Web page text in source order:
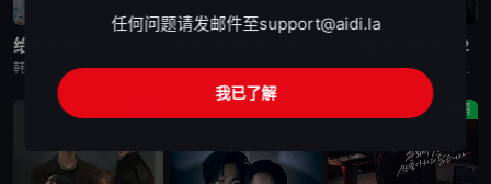
更新至第8集
给你梦想
韩剧《给你梦想》又名：Dream For You,그대에게 드림，讲述了：该剧是一部浪漫喜剧，讲述了连一个梦想都无所畏惧的十几岁，被现实挡住而受挫的二十几岁，像变成那样的大人的三十几岁的记者李载与一个
更新至第2集
韩剧《财阀X刑警 第二季》又名：재벌X형사 2,재벌X형사2,财阀X刑警 2,财阀X刑警2,Flex x Cop2,纨绔子弟(韩国版),재벌X형사 시즌2，讲述了：财阀富三代警察陈利手（安普贤 饰）华
杀人者的购物中心2
韩剧《杀人者的购物中心2》又名：A Shop for Killers S2,A Shop for Killers Season 2,킬러들의 쇼핑몰2，讲述了：购物中心即将重新开张！郑进湾（李栋旭 饰
剧情
任何问题请发邮件至support@aidi.la
我已了解